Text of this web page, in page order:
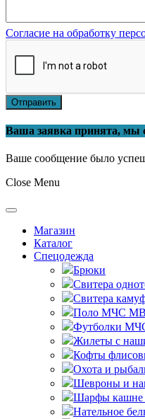
Согласие на обработку
Отправить
Ваша заявка принята, мы
Ваше сообщение было
Close Menu
Магазин
Каталог
Спецодежда
Брюки
Свитера
Свитера
Поло МЧС
Футболки
Жилеты с
Кофты
Охота и
Шевроны и
Шарфы кашне
Нательное